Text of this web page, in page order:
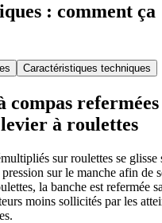
: comment ça
Caractéristiques techniques
compas refermées
à roulettes
sur roulettes se glisse
sur le manche afin de
la banche est refermée
moins sollicités par les